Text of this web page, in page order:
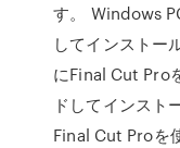
す。 Windows
してインストー
にFinal Cut Pro
ドしてインスト
Final Cut Proを